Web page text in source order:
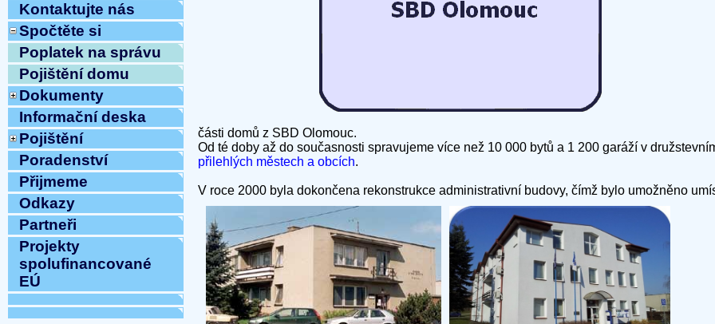
Kontaktujte nás
Spočtěte si
Poplatek na správu
Pojištění domu
Dokumenty
Informační deska
Pojištění
Poradenství
Přijmeme
Odkazy
Partneři
Projekty
spolufinancované
EÚ
části domů z SBD Olomouc.
Od té doby až do současnosti spravujeme více než 10 000 bytů a 1 200 garáží v
přilehlých městech a obcích.
V roce 2000 byla dokončena rekonstrukce administrativní budovy, čímž bylo umožněno